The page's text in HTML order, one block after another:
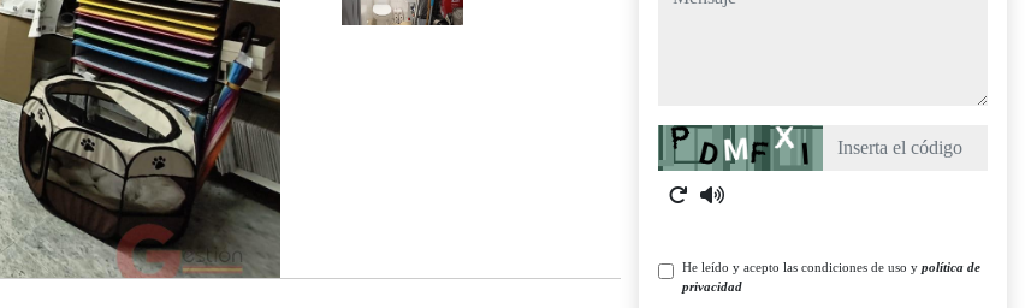
Captcha
He leído y acepto las condiciones de uso y política de
privacidad